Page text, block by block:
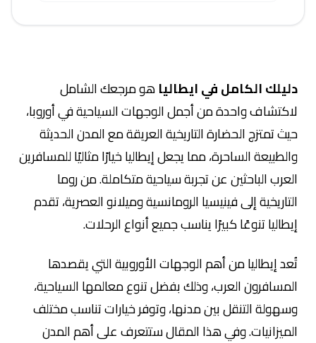
دليلك الكامل في ايطالياهو مرجعك الشامل
لاكتشاف واحدة من أجمل الوجهات السياحية في أوروبا،
حيث تمتزج الحضارة التاريخية العريقة مع المدن الحديثة
والطبيعة الساحرة، مما يجعل إيطاليا خيارًا مثاليًا للمسافرين
العرب الباحثين عن تجربة سياحية متكاملة. من روما
التاريخية إلى فينيسيا الرومانسية وميلانو العصرية، تقدم
إيطاليا تنوعًا كبيرًا يناسب جميع أنواع الرحلات.
تُعد إيطاليا من أهم الوجهات الأوروبية التي يقصدها
المسافرون العرب، وذلك بفضل تنوع معالمها السياحية،
وسهولة التنقل بين مدنها، وتوفر خيارات تناسب مختلف
الميزانيات. وفي هذا المقال ستتعرف على أهم المدن